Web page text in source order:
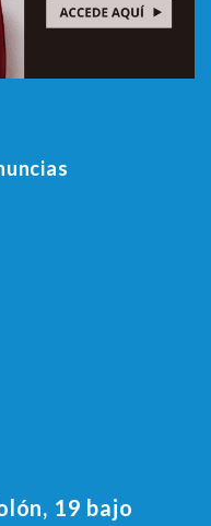
19 bajo